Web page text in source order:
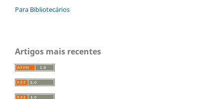
Para Bibliotecários
Artigos mais recentes